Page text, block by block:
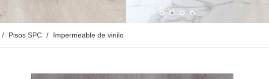
/ Pisos SPC / Impermeable de vinilo